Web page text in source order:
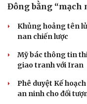
Đông bằng “mạch
Khủng hoảng tên
nan chiến lược
Mỹ bác thông tin
giao tranh với Iran
Phê duyệt Kế
an ninh cho đối